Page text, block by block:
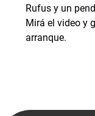
Rufus y un
Mirá el video y
arranque.